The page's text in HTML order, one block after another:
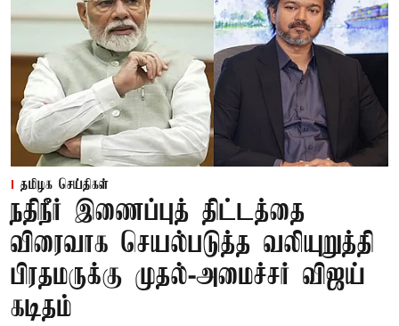
தமிழக செய்திகள்
நதிநீர் இணைப்புத் திட்டத்தை
விரைவாக செயல்படுத்த வலியுறுத்தி
பிரதமருக்கு முதல்-அமைச்சர் விஜய்
கடிதம்